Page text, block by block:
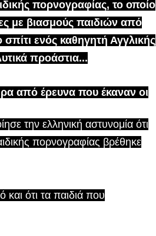
πορνογραφίας, το οποίο
με βιασμούς παιδιών από
ενός καθηγητή Αγγλικής
προάστια...
από έρευνα που έκαναν οι
την ελληνική αστυνομία ότι
πορνογραφίας βρέθηκε
και ότι τα παιδιά που